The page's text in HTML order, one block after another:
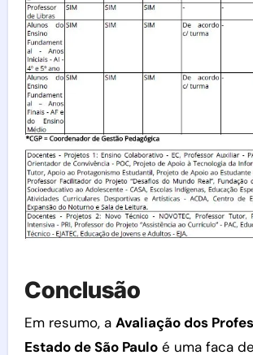
Conclusão
Em resumo, a Avaliação dos
Estado de São Pauloé uma faca